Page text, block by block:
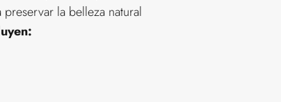
la belleza natural